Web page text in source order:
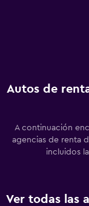
Autos de
A continuación
agencias de renta
incluidos
Ver todas las